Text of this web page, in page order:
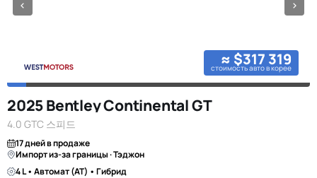
≈ $317 319
стоимость авто в корее
2025 Bentley Continental GT
4.0 GTC 스피드
17 дней в продаже
Импорт из-за границы · Тэджон
4 L • Автомат (AT) • Гибрид